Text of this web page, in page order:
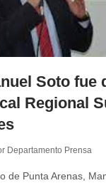
Soto fue
Regional
Departamento Prensa
de Punta Arenas,